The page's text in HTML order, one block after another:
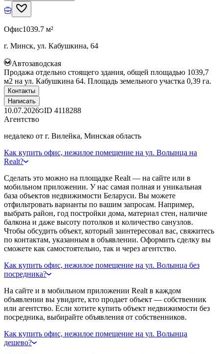
Офис1039.7 м²
г. Минск, ул. Кабушкина, 64
Автозаводская
Продажа отдельно стоящего здания, общей площадью 1039,7
м2 на ул. Кабушкина 64. Площадь земельного участка 0,39 га.
Контакты
Написать
10.07.2026 ID 4118288
Агентство
недалеко от г. Вилейка, Минская область
Как купить офис, нежилое помещение на ул. Волынца на
Realt?
Сделать это можно на площадке Realt — на сайте или в
мобильном приложении. У нас самая полная и уникальная
база объектов недвижимости Беларуси. Вы можете
отфильтровать варианты по вашим запросам. Например,
выбрать район, год постройки дома, материал стен, наличие
балкона и даже высоту потолков и количество санузлов.
Чтобы обсудить объект, который заинтересовал вас, свяжитесь
по контактам, указанным в объявлении. Оформить сделку вы
сможете как самостоятельно, так и через агентство.
Как купить офис, нежилое помещение на ул. Волынца без
посредника?
На сайте и в мобильном приложении Realt в каждом
объявлении вы увидите, кто продает объект — собственник
или агентство. Если хотите купить объект недвижимости без
посредника, выбирайте объявления от собственников.
Как купить офис, нежилое помещение на ул. Волынца
дешево?